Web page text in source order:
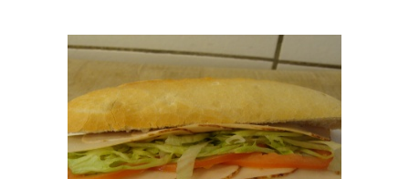
MEER INFORMATIE
SELECTEER OPTIES